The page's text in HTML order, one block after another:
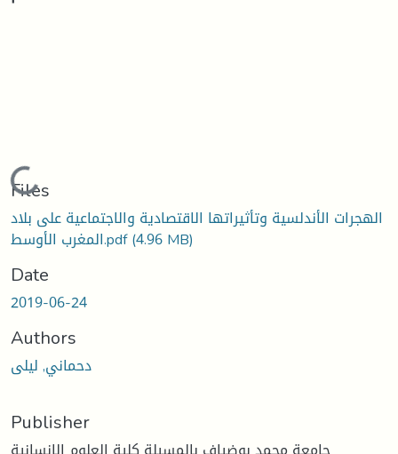
Loading...
Files
الهجرات الأندلسية وتأثيراتها الاقتصادية والاجتماعية على بلاد
المغرب الأوسط.pdf(4.96 MB)
Date
2019-06-24
Authors
دحماني, ليلى
Publisher